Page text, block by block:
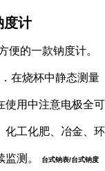
度计
便的一款钠度计。
．在烧杯中静态测量
使用中注意电极全可
化工化肥、冶金、环
测。 台式钠表/台式钠度